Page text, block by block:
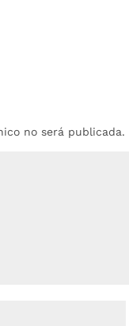
no será publicada.